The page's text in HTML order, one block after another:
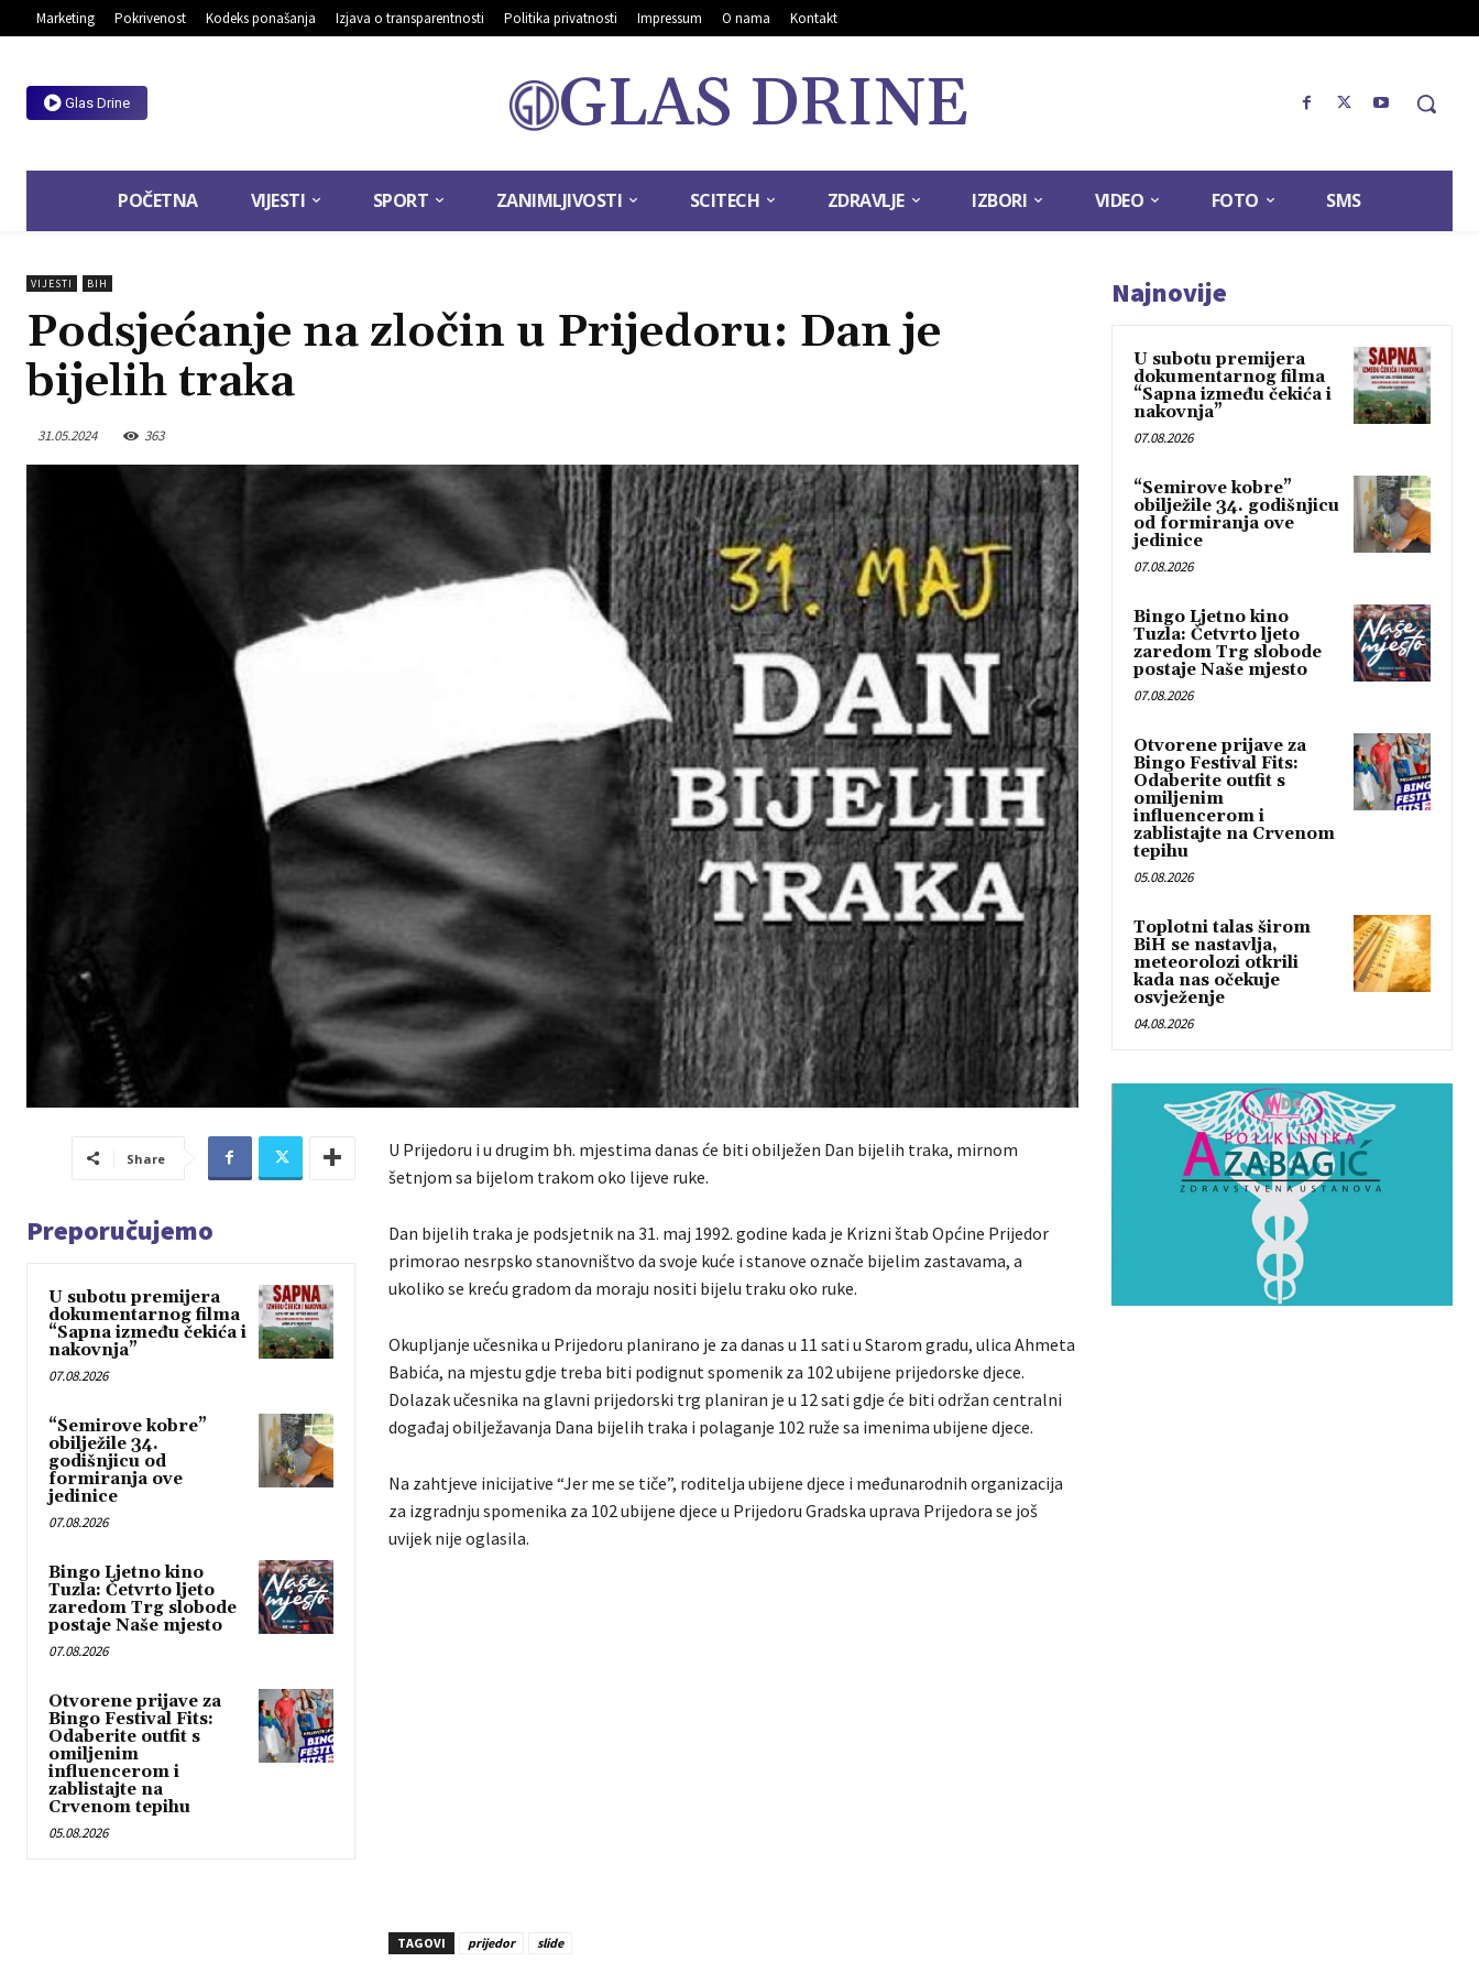
Marketing Pokrivenost Kodeks ponašanja Izjava o transparentnosti Politika privatnosti Impressum O nama Kontakt
Glas Drine GLAS DRINE
POČETNA VIJESTI SPORT ZANIMLJIVOSTI SCITECH ZDRAVLJE IZBORI VIDEO FOTO SMS
VIJESTI BIH
Podsjećanje na zločin u Prijedoru: Dan je
bijelih traka
31.05.2024 363
Share
Preporučujemo
U subotu premijera
dokumentarnog filma
“Sapna između čekića i
nakovnja”
07.08.2026
“Semirove kobre”
obilježile 34.
godišnjicu od
formiranja ove
jedinice
07.08.2026
Bingo Ljetno kino
Tuzla: Četvrto ljeto
zaredom Trg slobode
postaje Naše mjesto
07.08.2026
Otvorene prijave za
Bingo Festival Fits:
Odaberite outfit s
omiljenim
influencerom i
zablistajte na
Crvenom tepihu
05.08.2026
U Prijedoru i u drugim bh. mjestima danas će biti obilježen Dan bijelih traka, mirnom
šetnjom sa bijelom trakom oko lijeve ruke.
Dan bijelih traka je podsjetnik na 31. maj 1992. godine kada je Krizni štab Općine Prijedor
primorao nesrpsko stanovništvo da svoje kuće i stanove označe bijelim zastavama, a
ukoliko se kreću gradom da moraju nositi bijelu traku oko ruke.
Okupljanje učesnika u Prijedoru planirano je za danas u 11 sati u Starom gradu, ulica Ahmeta
Babića, na mjestu gdje treba biti podignut spomenik za 102 ubijene prijedorske djece.
Dolazak učesnika na glavni prijedorski trg planiran je u 12 sati gdje će biti održan centralni
događaj obilježavanja Dana bijelih traka i polaganje 102 ruže sa imenima ubijene djece.
Na zahtjeve inicijative “Jer me se tiče”, roditelja ubijene djece i međunarodnih organizacija
za izgradnju spomenika za 102 ubijene djece u Prijedoru Gradska uprava Prijedora se još
uvijek nije oglasila.
TAGOVI prijedor slide
Najnovije
U subotu premijera
dokumentarnog filma
“Sapna između čekića i
nakovnja”
07.08.2026
“Semirove kobre”
obilježile 34. godišnjicu
od formiranja ove
jedinice
07.08.2026
Bingo Ljetno kino
Tuzla: Četvrto ljeto
zaredom Trg slobode
postaje Naše mjesto
07.08.2026
Otvorene prijave za
Bingo Festival Fits:
Odaberite outfit s
omiljenim
influencerom i
zablistajte na Crvenom
tepihu
05.08.2026
Toplotni talas širom
BiH se nastavlja,
meteorolozi otkrili
kada nas očekuje
osvježenje
04.08.2026